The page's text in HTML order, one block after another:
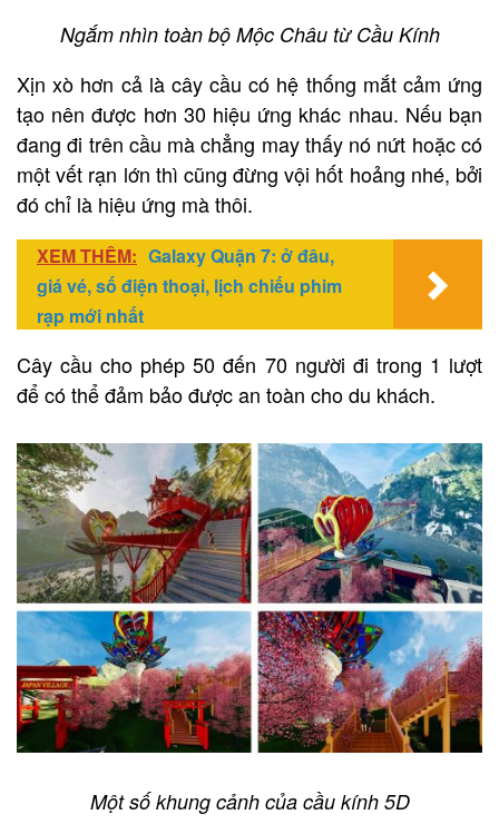
Ngắm nhìn toàn bộ Mộc Châu từ Cầu Kính
Xịn xò hơn cả là cây cầu có hệ thống mắt cảm ứng
tạo nên được hơn 30 hiệu ứng khác nhau. Nếu bạn
đang đi trên cầu mà chẳng may thấy nó nứt hoặc có
một vết rạn lớn thì cũng đừng vội hốt hoảng nhé, bởi
đó chỉ là hiệu ứng mà thôi.
XEM THÊM: Galaxy Quận 7: ở đâu,
giá vé, số điện thoại, lịch chiếu phim
rạp mới nhất
Cây cầu cho phép 50 đến 70 người đi trong 1 lượt
để có thể đảm bảo được an toàn cho du khách.
Một số khung cảnh của cầu kính 5D